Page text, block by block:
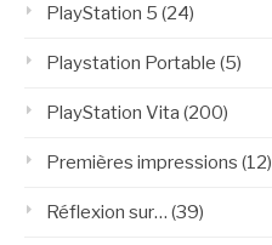
PlayStation 5 (24)
Playstation Portable (5)
PlayStation Vita (200)
Premières impressions (12)
Réflexion sur… (39)